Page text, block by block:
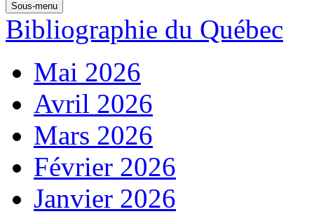
Sous-menu
Bibliographie du Québec
Mai 2026
Avril 2026
Mars 2026
Février 2026
Janvier 2026